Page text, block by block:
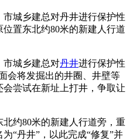
市城乡建总对丹井进行保护性
置东北约80米的新建人行道
市城乡建总对丹井进行保护性
会将发掘出的井圈、井壁等
尝试在新址上打井，争取让
约80米的新建人行道旁，重
“丹井”，以此完成“修复”并